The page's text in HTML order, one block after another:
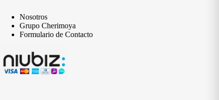
Nosotros
Grupo Cherimoya
Formulario de Contacto